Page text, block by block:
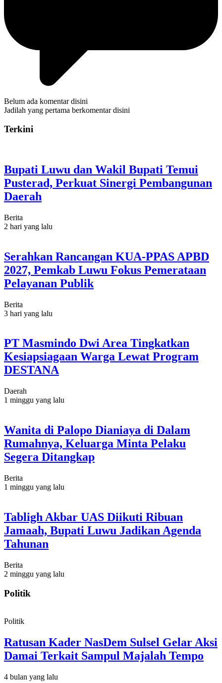
Belum ada komentar disini
Jadilah yang pertama berkomentar disini
Terkini
Bupati Luwu dan Wakil Bupati Temui
Pusterad, Perkuat Sinergi Pembangunan
Daerah
Berita
2 hari yang lalu
Serahkan Rancangan KUA-PPAS APBD
2027, Pemkab Luwu Fokus Pemerataan
Pelayanan Publik
Berita
3 hari yang lalu
PT Masmindo Dwi Area Tingkatkan
Kesiapsiagaan Warga Lewat Program
DESTANA
Daerah
1 minggu yang lalu
Wanita di Palopo Dianiaya di Dalam
Rumahnya, Keluarga Minta Pelaku
Segera Ditangkap
Berita
1 minggu yang lalu
Tabligh Akbar UAS Diikuti Ribuan
Jamaah, Bupati Luwu Jadikan Agenda
Tahunan
Berita
2 minggu yang lalu
Politik
Politik
Ratusan Kader NasDem Sulsel Gelar Aksi
Damai Terkait Sampul Majalah Tempo
4 bulan yang lalu